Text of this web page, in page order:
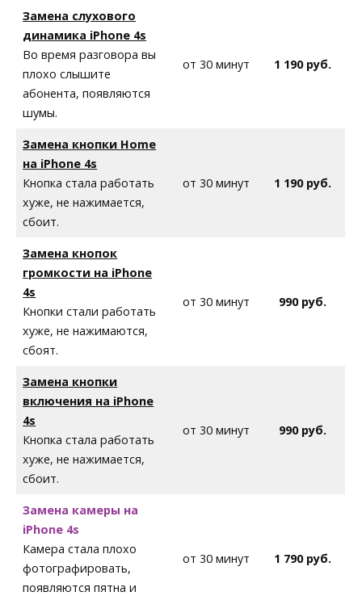
Замена слухового
динамика iPhone 4s
Во время разговора вы
плохо слышите
абонента, появляются
шумы.
от 30 минут 1 190 руб.
Замена кнопки Home
на iPhone 4s
Кнопка стала работать
хуже, не нажимается,
сбоит.
от 30 минут 1 190 руб.
Замена кнопок
громкости на iPhone
4s
Кнопки стали работать
хуже, не нажимаются,
сбоят.
от 30 минут 990 руб.
Замена кнопки
включения на iPhone
4s
Кнопка стала работать
хуже, не нажимается,
сбоит.
от 30 минут 990 руб.
Замена камеры на
iPhone 4s
Камера стала плохо
фотографировать,
появляются пятна и
от 30 минут 1 790 руб.